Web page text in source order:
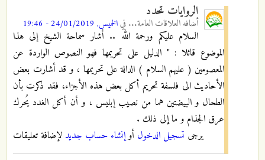
الروايات تحدد
أضافه العلاقات العامة... فيالخميس, 24/01/2019 - 19:46
السلام عليكم ورحمة الله .. أشار سماحة الشيخ إلى هذا
الموضوع قائلا : " الدليل على تحريمها فهو النصوص الواردة عن
المعصومين ( عليهم السلام ) الدالة على تحريمها ، و قد أشارت بعض
الأحاديث الى فلسفة تحريم أكل بعض هذه الأجزاء، فقد ذكرت بأن
الطحال و البيضتين هما من نصيب إبليس ، و أن أكل الغدد يُحرك
عرق الجذام و ما إلى ذلك .
يرجى تسجيل الدخول أوإنشاء حساب جديد لإضافة تعليقات